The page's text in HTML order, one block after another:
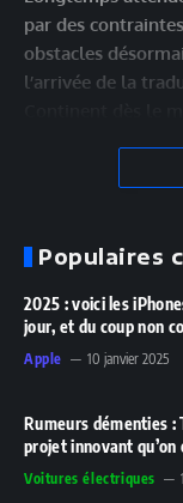
par des
obstacles
l’arrivée de la
Populaires
2025 : voici les
jour, et du coup non
Apple 10 janvier 2025
Rumeurs démenties
projet innovant
Voitures électriques